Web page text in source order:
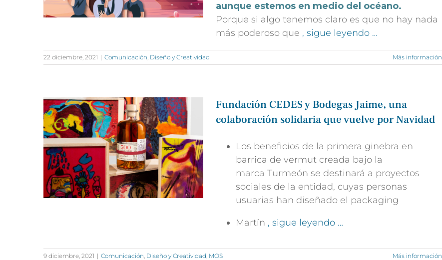
aunque estemos en medio del océano.
Porque si algo tenemos claro es que no hay nada
más poderoso que , sigue leyendo …
22 diciembre, 2021 | Comunicación, Diseño y Creatividad Más información
Fundación CEDES y Bodegas Jaime, una
colaboración solidaria que vuelve por Navidad
Los beneficios de la primera ginebra en
barrica de vermut creada bajo la
marca Turmeón se destinará a proyectos
sociales de la entidad, cuyas personas
usuarias han diseñado el packaging
Martín , sigue leyendo …
9 diciembre, 2021 | Comunicación, Diseño y Creatividad, MOS Más información